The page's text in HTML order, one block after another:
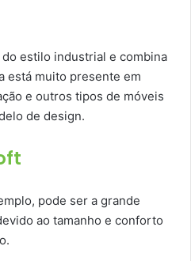
estilo industrial e combina
está muito presente em
e outros tipos de móveis
de design.
pode ser a grande
ao tamanho e conforto